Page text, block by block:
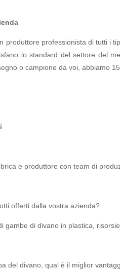
produttore professionista di tutti i
lo standard del settore del
o campione da voi, abbiamo
e produttore con team di
offerti dalla vostra azienda?
gambe di divano in plastica,
del divano, qual è il miglior